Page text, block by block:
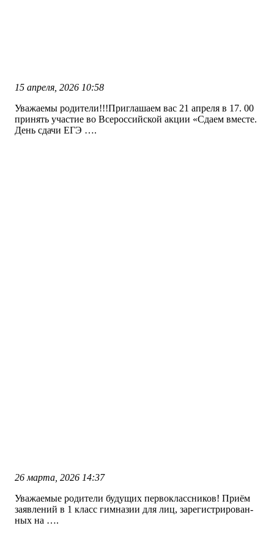
15 апреля, 2026 10:58
Уважаемы родители!!!Приглашаем вас 21 апреля в 17. 00
принять участие во Всероссийской акции «Сдаем вместе.
День сдачи ЕГЭ ….
26 марта, 2026 14:37
Уважаемые родители будущих первоклассников! При­ём
за­яв­ле­ний в 1 класс гим­на­зии для лиц, за­регист­ри­рован­
ных на ….